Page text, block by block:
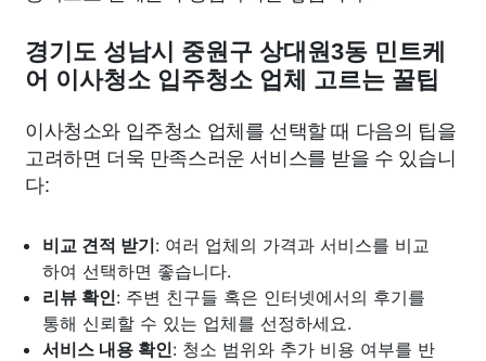
경기도 성남시 중원구 상대원3동 민트케
어 이사청소 입주청소 업체 고르는 꿀팁
이사청소와 입주청소 업체를 선택할 때 다음의 팁을
고려하면 더욱 만족스러운 서비스를 받을 수 있습니
다:
비교 견적 받기: 여러 업체의 가격과 서비스를 비교
하여 선택하면 좋습니다.
리뷰 확인: 주변 친구들 혹은 인터넷에서의 후기를
통해 신뢰할 수 있는 업체를 선정하세요.
서비스 내용 확인: 청소 범위와 추가 비용 여부를 반